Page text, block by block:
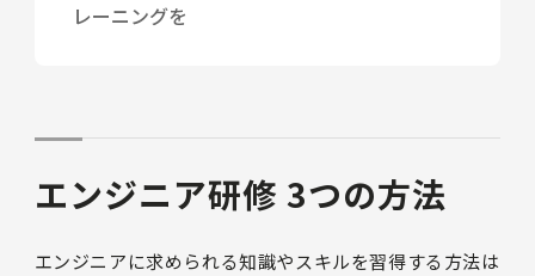
レーニングを
エンジニア研修 3つの方法
エンジニアに求められる知識やスキルを習得する方法は